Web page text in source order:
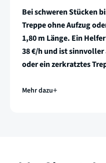
Bei schweren Stücken
Treppe ohne Aufzug
1,80 m Länge. Ein
38 €/h und ist
oder ein zerkratztes
Mehr dazu